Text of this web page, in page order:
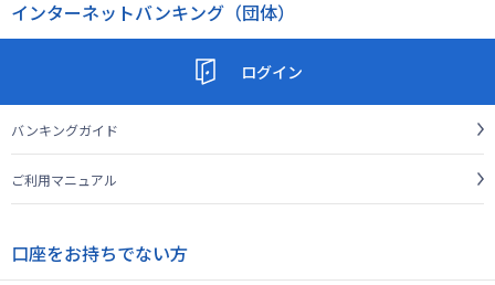
インターネットバンキング（団体）
ログイン
バンキングガイド
ご利用マニュアル
口座をお持ちでない方